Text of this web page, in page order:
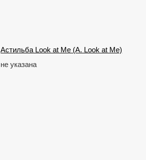
Астильба Look at Me (A. Look at Me)
не указана